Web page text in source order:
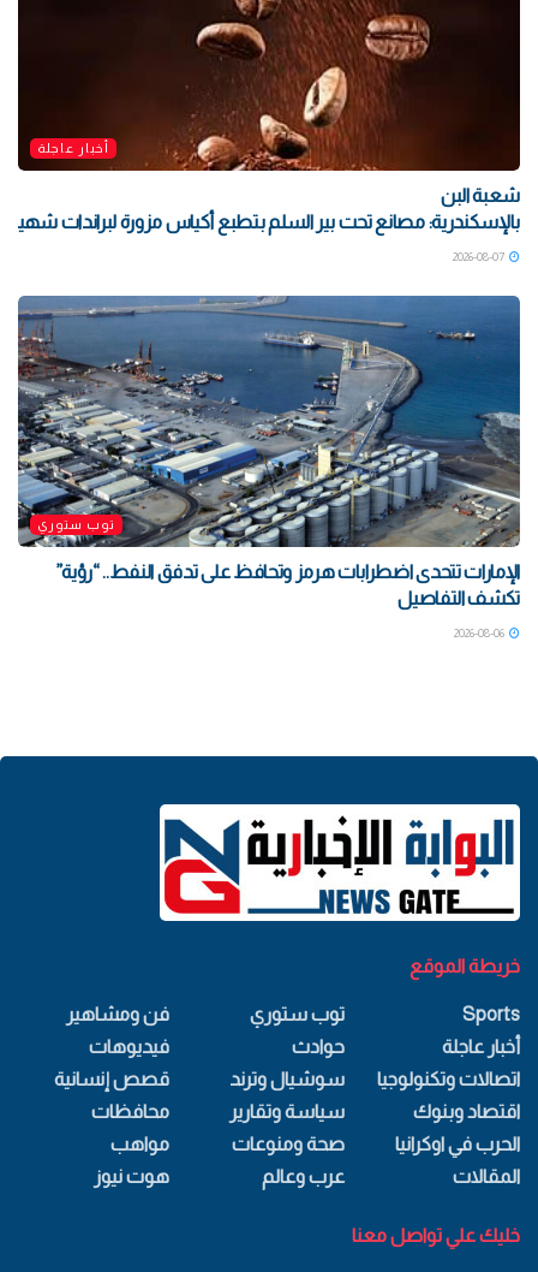
أخبار عاجلة
شعبة البن
بالإسكندرية: مصانع تحت بير السلم بتطبع أكياس مزورة لبراندات شهيرة
توب ستوري
الإمارات تتحدى اضطرابات هرمز وتحافظ على تدفق النفط.. “رؤية”
تكشف التفاصيل
خريطة الموقع
Sports
أخبار عاجلة
اتصالات وتكنولوجيا
اقتصاد وبنوك
الحرب في اوكرانيا
المقالات
توب ستوري
حوادث
سوشيال وترند
سياسة وتقارير
صحة ومنوعات
عرب وعالم
فن ومشاهير
فيديوهات
قصص إنسانية
محافظات
مواهب
هوت نيوز
خليك علي تواصل معنا